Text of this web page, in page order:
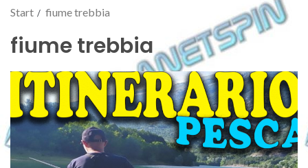
Start fiume trebbia
fiume trebbia